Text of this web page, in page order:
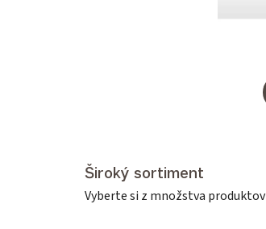
Široký sortiment
Vyberte si z množstva produktov